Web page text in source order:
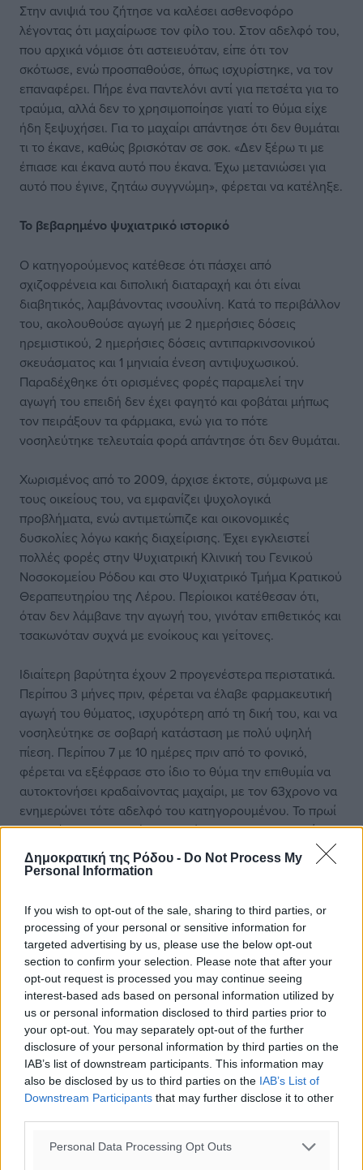
Δημοκρατική της Ρόδου - Do Not Process My
Personal Information
If you wish to opt-out of the sale, sharing to third parties, or
processing of your personal or sensitive information for
targeted advertising by us, please use the below opt-out
section to confirm your selection. Please note that after your
opt-out request is processed you may continue seeing
interest-based ads based on personal information utilized by
us or personal information disclosed to third parties prior to
your opt-out. You may separately opt-out of the further
disclosure of your personal information by third parties on the
IAB’s list of downstream participants. This information may
also be disclosed by us to third parties on the IAB’s List of
Downstream Participants that may further disclose it to other
Personal Data Processing Opt Outs
Στην ανιψιά του ζήτησε να καλέσει ασθενοφόρο
λέγοντας ότι μαχαίρωσε τον φίλο του. Στον αδελφό του,
που αρχικά νόμισε ότι αστειευόταν, είπε ότι τον
σκότωσε, ενώ προσπαθούσε, όπως ισχυρίστηκε, να τον
επαναφέρει. Πήρε ένα παντελόνι αντί για πετσέτα για το
τραύμα, αλλά δεν το χρησιμοποίησε γιατί το θύμα είχε
ήδη ξεψυχήσει. Για το μαχαίρι απάντησε ότι δεν θυμάται
τι το έκανε, καθώς βρισκόταν σε σοκ. «Δεν ξέρω τι με
έπιασε και έκανα αυτό που έκανα. Έχω μετανιώσει για
αυτό που έγινε, ζητάω συγγνώμη», φέρεται να κατέληξε.
Το βεβαρημένο ψυχιατρικό ιστορικό
Ο κατηγορούμενος κατέθεσε ότι πάσχει από
σχιζοφρένεια και διπολική διαταραχή και ότι είναι
διαβητικός, λαμβάνοντας ινσουλίνη. Κατά το περιβάλλον
του, ακολουθούσε αγωγή με 2 ημερήσιες δόσεις
ηρεμιστικού, 2 ημερήσιες δόσεις αντιπαρκινσονικού
σκευάσματος και 1 μηνιαία ένεση αντιψυχωσικού.
Παραδέχθηκε ότι ορισμένες φορές παραμελεί την
αγωγή του επειδή δεν έχει φαγητό και φοβάται μήπως
τον πειράξουν τα φάρμακα, ενώ για το πότε
νοσηλεύτηκε τελευταία φορά απάντησε ότι δεν θυμάται.
Χωρισμένος από το 2009, άρχισε έκτοτε, σύμφωνα με
τους οικείους του, να εμφανίζει ψυχολογικά
προβλήματα, ενώ αντιμετώπιζε και οικονομικές
δυσκολίες λόγω κακής διαχείρισης. Έχει εγκλειστεί
πολλές φορές στην Ψυχιατρική Κλινική του Γενικού
Νοσοκομείου Ρόδου και στο Ψυχιατρικό Τμήμα Κρατικού
Θεραπευτηρίου της Λέρου. Περίοικοι κατέθεσαν ότι,
όταν δεν λάμβανε την αγωγή του, γινόταν επιθετικός και
τσακωνόταν συχνά με ενοίκους και γείτονες.
Ιδιαίτερη βαρύτητα έχουν 2 προγενέστερα περιστατικά.
Περίπου 3 μήνες πριν, φέρεται να έλαβε φαρμακευτική
αγωγή του θύματος, ισχυρότερη από τη δική του, και να
νοσηλεύτηκε σε σοβαρή κατάσταση με πολύ υψηλή
πίεση. Περίπου 7 με 10 ημέρες πριν από το φονικό,
φέρεται να εξέφρασε στο ίδιο το θύμα την επιθυμία να
αυτοκτονήσει κραδαίνοντας μαχαίρι, με τον 63χρονο να
ενημερώνει τότε αδελφό του κατηγορουμένου. Το πρωί
της ημέρας του εγκλήματος, μάλιστα, ο 55χρονος είχε
εξεταστεί στην ψυχιατρική κλινική του νοσοκομείου,
στοιχείο που βρίσκεται στον πυρήνα του αιτήματος για